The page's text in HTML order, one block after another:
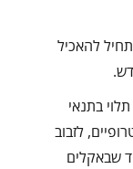
להאכיל
בתנאי
לזבוב
בעוד שבאקלים